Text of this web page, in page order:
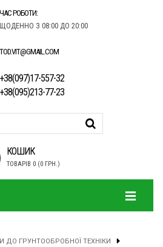
ЧАС РОБОТИ:
ЩОДЕННО З 08:00 ДО 20:00
TOD.VIT@GMAIL.COM
+38(097)17-557-32
+38(095)213-77-23
КОШИК
ТОВАРІВ 0 (0 ГРН.)
ДО ГРУНТООБРОБНОЇ ТЕХНІКИ